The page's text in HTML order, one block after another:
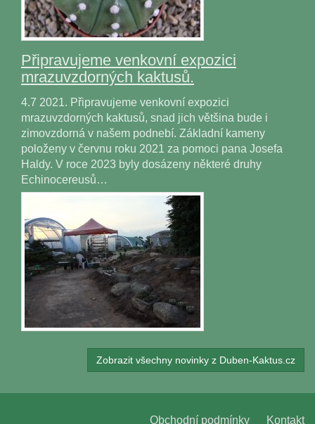
Připravujeme venkovní expozici
mrazuvzdorných kaktusů.
4.7 2021. Připravujeme venkovní expozici
mrazuvzdorných kaktusů, snad jich většina bude i
zimovzdorná v našem podnebí. Základní kameny
položeny v červnu roku 2021 za pomoci pana Josefa
Haldy. V roce 2023 byly dosázeny některé druhy
Echinocereusů…
Zobrazit všechny novinky z Duben-Kaktus.cz
Obchodní podmínky Kontakt